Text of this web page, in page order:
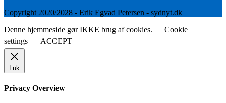
Copyright 2020/2028 - Erik Egvad Petersen - sydnyt.dk
Denne hjemmeside gør IKKE brug af cookies.
Cookie
settings
ACCEPT
Luk
Privacy Overview